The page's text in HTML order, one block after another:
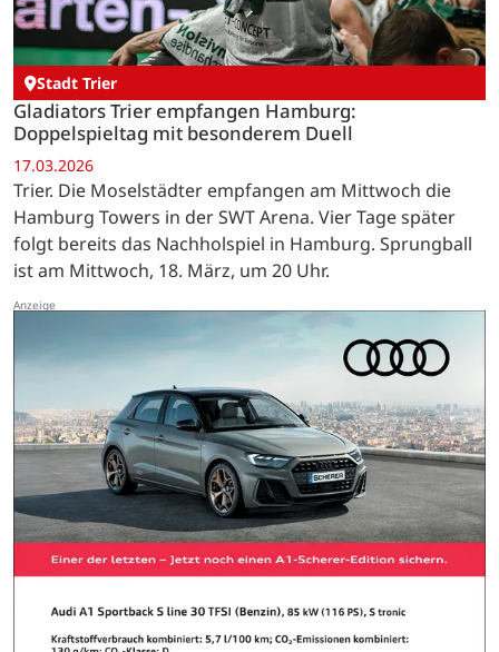
Stadt Trier
Gladiators Trier empfangen Hamburg:
Doppelspieltag mit besonderem Duell
17.03.2026
Trier. Die Moselstädter empfangen am Mittwoch die
Hamburg Towers in der SWT Arena. Vier Tage später
folgt bereits das Nachholspiel in Hamburg. Sprungball
ist am Mittwoch, 18. März, um 20 Uhr.